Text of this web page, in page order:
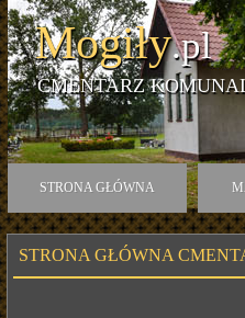
Mogiły.pl
CMENTARZ
STRONA GŁÓWNA
STRONA GŁÓWNA